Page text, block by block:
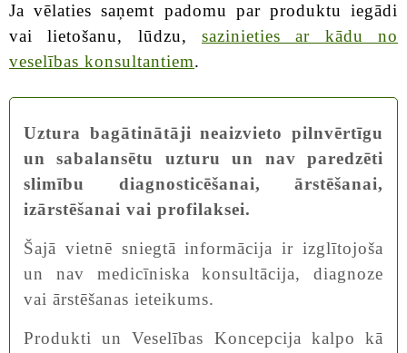
Ja vēlaties saņemt padomu par produktu iegādi
vai lietošanu, lūdzu, sazinieties ar kādu no
veselības konsultantiem.
Uztura bagātinātāji neaizvieto pilnvērtīgu
un sabalansētu uzturu un nav paredzēti
slimību diagnosticēšanai, ārstēšanai,
izārstēšanai vai profilaksei.
Šajā vietnē sniegtā informācija ir izglītojoša
un nav medicīniska konsultācija, diagnoze
vai ārstēšanas ieteikums.
Produkti un Veselības Koncepcija kalpo kā